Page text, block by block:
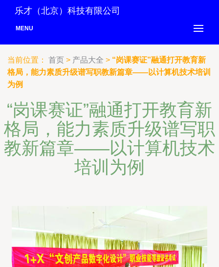
乐才（北京）科技有限公司
MENU
当前位置： 首页 > 产品大全 > “岗课赛证”融通打开教育新
格局，能力素质升级谱写职教新篇章——以计算机技术培训
为例
“岗课赛证”融通打开教育新
格局，能力素质升级谱写职
教新篇章——以计算机技术
培训为例